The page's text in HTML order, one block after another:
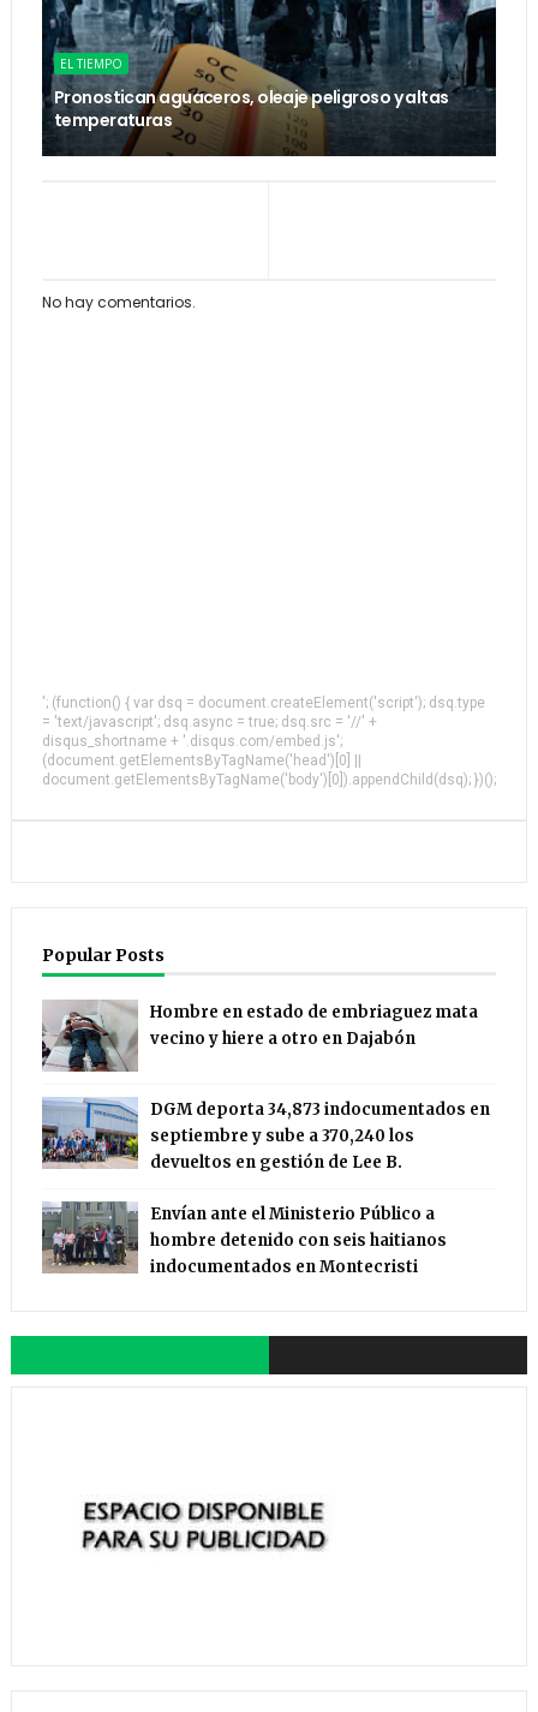
EL TIEMPO
Pronostican aguaceros, oleaje peligroso y altas
temperaturas
No hay comentarios.
'; (function() { var dsq = document.createElement('script'); dsq.type
= 'text/javascript'; dsq.async = true; dsq.src = '//' +
disqus_shortname + '.disqus.com/embed.js';
(document.getElementsByTagName('head')[0] ||
document.getElementsByTagName('body')[0]).appendChild(dsq); })();
Popular Posts
Hombre en estado de embriaguez mata
vecino y hiere a otro en Dajabón
DGM deporta 34,873 indocumentados en
septiembre y sube a 370,240 los
devueltos en gestión de Lee B.
Envían ante el Ministerio Público a
hombre detenido con seis haitianos
indocumentados en Montecristi